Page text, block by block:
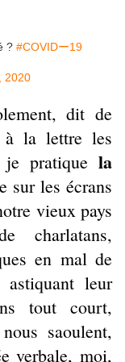
? #COVIDー19
2020
dit de
à la lettre les
je pratique la
sur les écrans
vieux pays
charlatans,
en mal de
astiquant leur
tout court,
saoulent,
verbale, moi,